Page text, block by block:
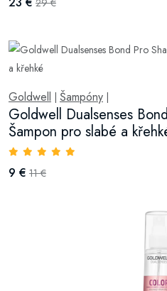
29 €
Goldwell Šampóny
Goldwell Dualsenses
Šampon pro slabé a
9 € 11 €